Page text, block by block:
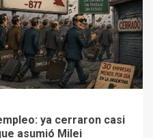
ya cerraron casi
asumió Milei